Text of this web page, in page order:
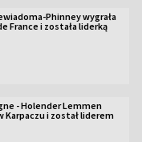
Phinney wygrała
France i została liderką
- Holender Lemmen
Karpaczu i został liderem